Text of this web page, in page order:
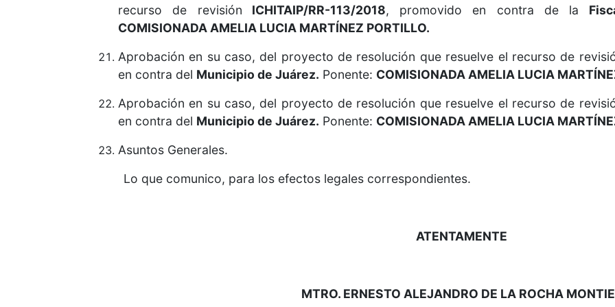
recurso de revisión ICHITAIP/RR-113/2018, promovido en contra de la
COMISIONADA AMELIA LUCIA MARTÍNEZ PORTILLO.
Aprobación en su caso, del proyecto de resolución que resuelve el recurso de
en contra del Municipio de Juárez. Ponente: COMISIONADA AMELIA LUCIA
Aprobación en su caso, del proyecto de resolución que resuelve el recurso de
en contra del Municipio de Juárez. Ponente: COMISIONADA AMELIA LUCIA
Asuntos Generales.
Lo que comunico, para los efectos legales correspondientes.
ATENTAMENTE
MTRO. ERNESTO ALEJANDRO DE LA ROCHA